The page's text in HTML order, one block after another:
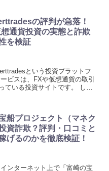
の評判が急落！
想通貨投資の実態と詐欺
を検証
という投資プラットフ
ビスは、FXや仮想通貨の取引
ている投資サイトです。 しか
船プロジェクト（マネク
資詐欺？評判・口コミと
げるのかを徹底検証！
ンターネット上で「富崎の宝